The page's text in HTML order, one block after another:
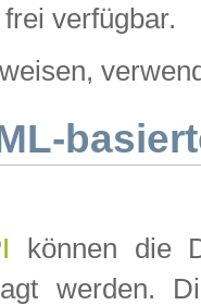
frei verfügbar.
können die
werden.